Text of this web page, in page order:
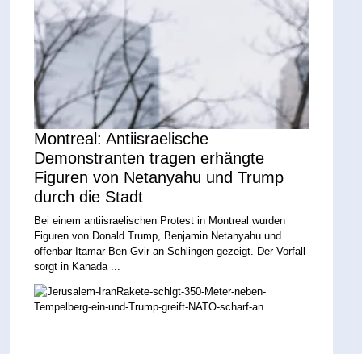
Montreal: Antiisraelische
Demonstranten tragen erhängte
Figuren von Netanyahu und Trump
durch die Stadt
Bei einem antiisraelischen Protest in Montreal wurden
Figuren von Donald Trump, Benjamin Netanyahu und
offenbar Itamar Ben-Gvir an Schlingen gezeigt. Der Vorfall
sorgt in Kanada ...